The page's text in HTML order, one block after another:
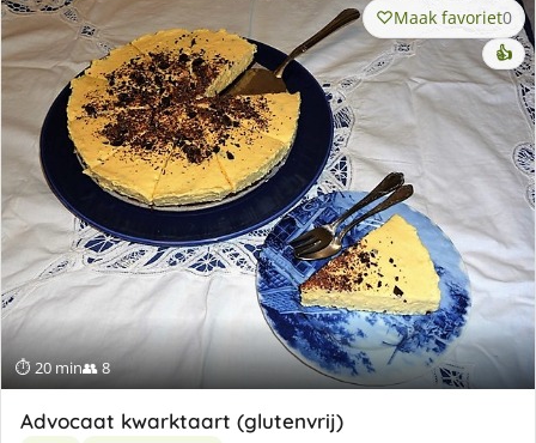
⏱ 20 min👥 8
Maak favoriet0
👍
Advocaat kwarktaart (glutenvrij)